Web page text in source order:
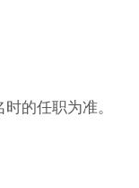
的任职为准。